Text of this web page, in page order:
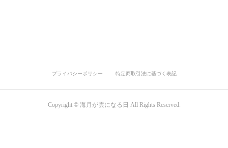
プライバシーポリシー 特定商取引法に基づく表記
Copyright © 海月が雲になる日 All Rights Reserved.